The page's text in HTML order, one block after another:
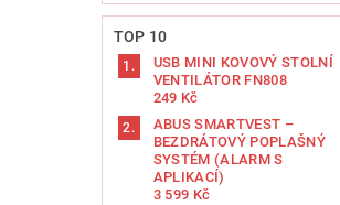
TOP 10
USB MINI KOVOVÝ STOLNÍ
VENTILÁTOR FN808
249 Kč
ABUS SMARTVEST –
BEZDRÁTOVÝ POPLAŠNÝ
SYSTÉM (ALARM S
APLIKACÍ)
3 599 Kč